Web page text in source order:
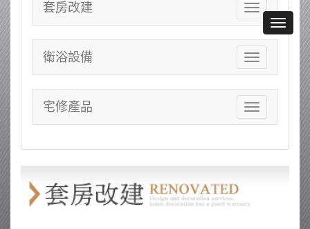
Toggle
Toggle
navigation
套房改建
Toggle
navigation
衛浴設備
Toggle
navigation
宅修產品